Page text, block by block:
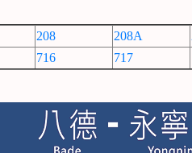
208 208A
716 717